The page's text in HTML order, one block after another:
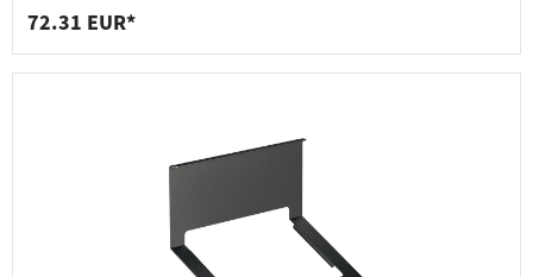
72.31 EUR*